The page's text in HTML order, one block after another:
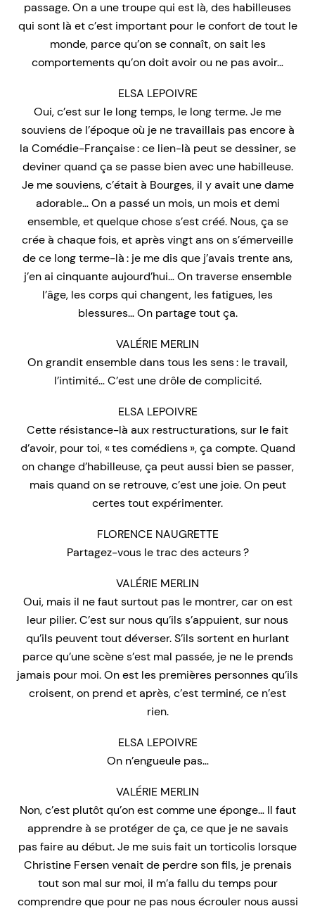
passage. On a une troupe qui est là, des habilleuses
qui sont là et c’est important pour le confort de tout le
monde, parce qu’on se connaît, on sait les
comportements qu’on doit avoir ou ne pas avoir…
ELSA LEPOIVRE
Oui, c’est sur le long temps, le long terme. Je me
souviens de l’époque où je ne travaillais pas encore à
la Comédie-Française : ce lien-là peut se dessiner, se
deviner quand ça se passe bien avec une habilleuse.
Je me souviens, c’était à Bourges, il y avait une dame
adorable… On a passé un mois, un mois et demi
ensemble, et quelque chose s’est créé. Nous, ça se
crée à chaque fois, et après vingt ans on s’émerveille
de ce long terme-là : je me dis que j’avais trente ans,
j’en ai cinquante aujourd’hui… On traverse ensemble
l’âge, les corps qui changent, les fatigues, les
blessures… On partage tout ça.
VALÉRIE MERLIN
On grandit ensemble dans tous les sens : le travail,
l’intimité… C’est une drôle de complicité.
ELSA LEPOIVRE
Cette résistance-là aux restructurations, sur le fait
d’avoir, pour toi, « tes comédiens », ça compte. Quand
on change d’habilleuse, ça peut aussi bien se passer,
mais quand on se retrouve, c’est une joie. On peut
certes tout expérimenter.
FLORENCE NAUGRETTE
Partagez-vous le trac des acteurs ?
VALÉRIE MERLIN
Oui, mais il ne faut surtout pas le montrer, car on est
leur pilier. C’est sur nous qu’ils s’appuient, sur nous
qu’ils peuvent tout déverser. S’ils sortent en hurlant
parce qu’une scène s’est mal passée, je ne le prends
jamais pour moi. On est les premières personnes qu’ils
croisent, on prend et après, c’est terminé, ce n’est
rien.
ELSA LEPOIVRE
On n’engueule pas…
VALÉRIE MERLIN
Non, c’est plutôt qu’on est comme une éponge… Il faut
apprendre à se protéger de ça, ce que je ne savais
pas faire au début. Je me suis fait un torticolis lorsque
Christine Fersen venait de perdre son fils, je prenais
tout son mal sur moi, il m’a fallu du temps pour
comprendre que pour ne pas nous écrouler nous aussi